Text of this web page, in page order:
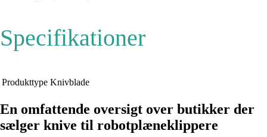
Specifikationer
Produkttype Knivblade
En omfattende oversigt over butikker der
sælger knive til robotplæneklippere